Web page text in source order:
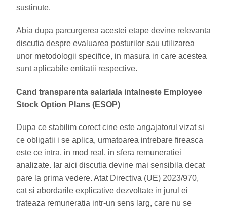
sustinute.
Abia dupa parcurgerea acestei etape devine relevanta
discutia despre evaluarea posturilor sau utilizarea
unor metodologii specifice, in masura in care acestea
sunt aplicabile entitatii respective.
Cand transparenta salariala intalneste Employee
Stock Option Plans (ESOP)
Dupa ce stabilim corect cine este angajatorul vizat si
ce obligatii i se aplica, urmatoarea intrebare fireasca
este ce intra, in mod real, in sfera remuneratiei
analizate. Iar aici discutia devine mai sensibila decat
pare la prima vedere. Atat Directiva (UE) 2023/970,
cat si abordarile explicative dezvoltate in jurul ei
trateaza remuneratia intr-un sens larg, care nu se